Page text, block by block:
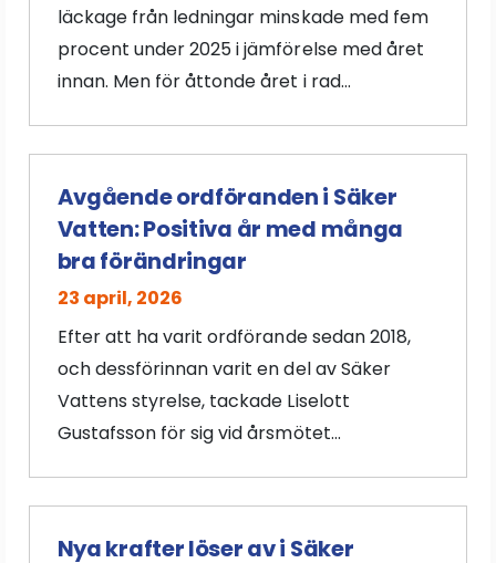
läckage från ledningar minskade med fem
procent under 2025 i jämförelse med året
innan. Men för åttonde året i rad...
23 april, 2026
Avgående ordföranden i Säker
Vatten: Positiva år med många
bra förändringar
Efter att ha varit ordförande sedan 2018,
och dessförinnan varit en del av Säker
Vattens styrelse, tackade Liselott
Gustafsson för sig vid årsmötet...
Nya krafter löser av i Säker